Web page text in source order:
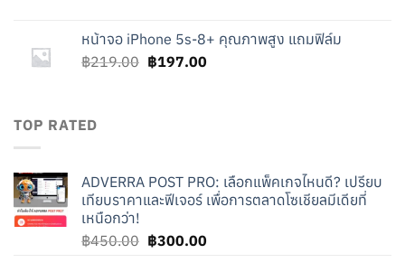
฿113.00.฿102.00.
หน้าจอ iPhone 5s-8+ คุณภาพสูง แถมฟิล์ม
฿219.00 Original
฿197.00Current
TOP RATED
ADVERRA POST PRO: เลือกแพ็คเกจไหนดี? เปรียบ
เทียบราคาและฟีเจอร์ เพื่อการตลาดโซเชียลมีเดียที่
เหนือกว่า!
฿450.00 Original
฿300.00Current